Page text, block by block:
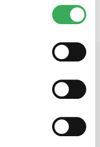
de nieuwsbrief van